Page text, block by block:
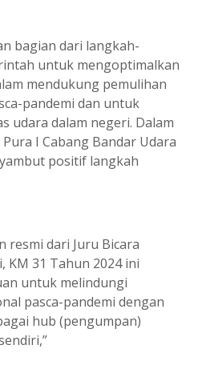
bagian dari langkah-
untuk mengoptimalkan
mendukung pemulihan
pandemi dan untuk
udara dalam negeri. Dalam
I Cabang Bandar Udara
positif langkah
resmi dari Juru Bicara
KM 31 Tahun 2024 ini
untuk melindungi
pasca-pandemi dengan
hub (pengumpan)